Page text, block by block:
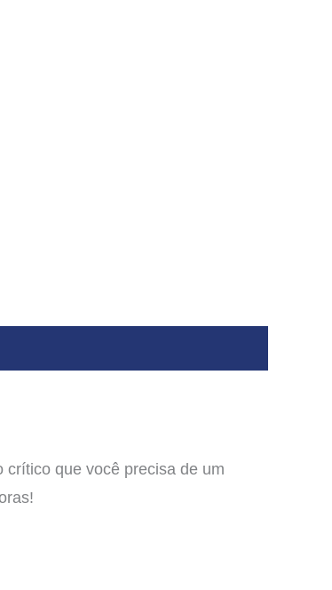
crítico que você precisa de um